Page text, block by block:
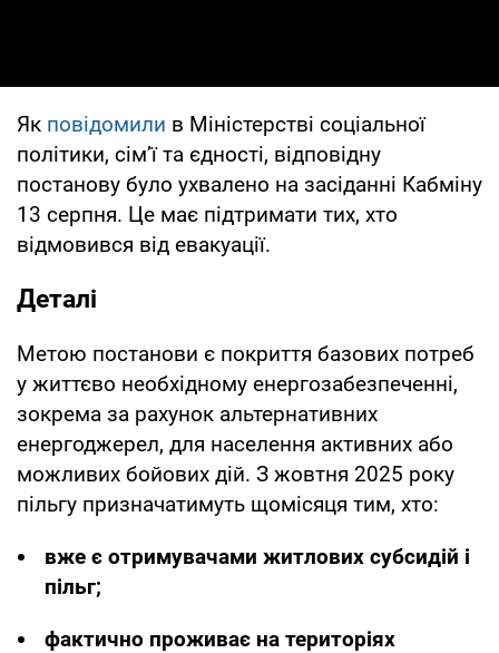
Як повідомили в Міністерстві соціальної
політики, сім’ї та єдності, відповідну
постанову було ухвалено на засіданні Кабміну
13 серпня. Це має підтримати тих, хто
відмовився від евакуації.
Деталі
Метою постанови є покриття базових потреб
у життєво необхідному енергозабезпеченні,
зокрема за рахунок альтернативних
енергоджерел, для населення активних або
можливих бойових дій. З жовтня 2025 року
пільгу призначатимуть щомісяця тим, хто:
вже є отримувачами житлових субсидій і
пільг;
фактично проживає на територіях